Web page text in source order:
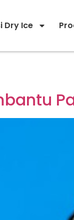
Dry Ice